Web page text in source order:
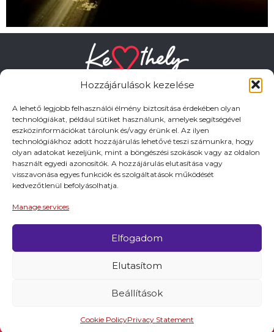
Hozzájárulások kezelése
A lehető legjobb felhasználói élmény biztosítása érdekében olyan
technológiákat, például sütiket használunk, amelyek segítségével
eszközinformációkat tárolunk és/vagy érünk el. Az ilyen
technológiákhoz adott hozzájárulás lehetővé teszi számunkra, hogy
olyan adatokat kezeljünk, mint a böngészési szokások vagy az oldalon
használt egyedi azonosítók. A hozzájárulás elutasítása vagy
visszavonása egyes funkciók és szolgáltatások működését
kedvezőtlenül befolyásolhatja.
Manage services
Elfogadom
Elutasítom
Beállítások
Cookie PolicyPrivacy Statement
HASZNOS LINKEK
Adatkezelési tájékoztató
Impresszum
© 2026 Minden jog fentartva.
A keszthely.hu KIADÓJA KESZTHELY VÁROS
Programok